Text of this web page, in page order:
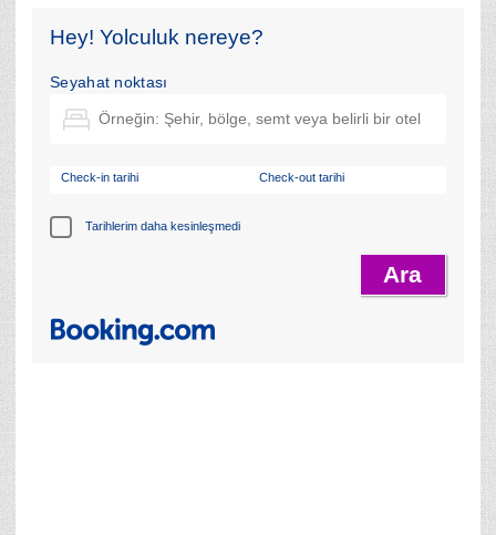
Hey! Yolculuk nereye?
Seyahat noktası
Check-in tarihi Check-out tarihi
Tarihlerim daha kesinleşmedi